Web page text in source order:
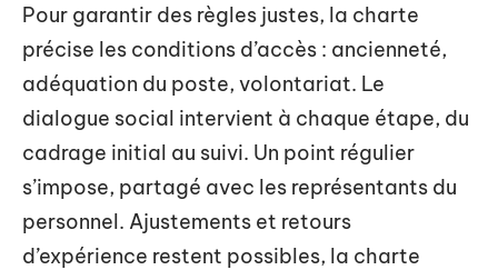
Pour garantir des règles justes, la charte
précise les conditions d’accès : ancienneté,
adéquation du poste, volontariat. Le
dialogue social intervient à chaque étape, du
cadrage initial au suivi. Un point régulier
s’impose, partagé avec les représentants du
personnel. Ajustements et retours
d’expérience restent possibles, la charte